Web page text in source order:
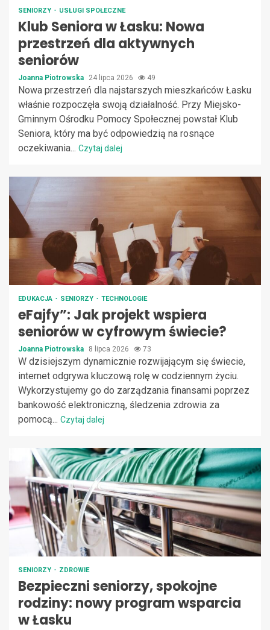
SENIORZY USŁUGI SPOŁECZNE
Klub Seniora w Łasku: Nowa
przestrzeń dla aktywnych
seniorów
Joanna Piotrowska 24 lipca 2026 49
Nowa przestrzeń dla najstarszych mieszkańców Łasku
właśnie rozpoczęła swoją działalność. Przy Miejsko-
Gminnym Ośrodku Pomocy Społecznej powstał Klub
Seniora, który ma być odpowiedzią na rosnące
oczekiwania... Czytaj dalej
EDUKACJA SENIORZY TECHNOLOGIE
eFajfy”: Jak projekt wspiera
seniorów w cyfrowym świecie?
Joanna Piotrowska 8 lipca 2026 73
W dzisiejszym dynamicznie rozwijającym się świecie,
internet odgrywa kluczową rolę w codziennym życiu.
Wykorzystujemy go do zarządzania finansami poprzez
bankowość elektroniczną, śledzenia zdrowia za
pomocą... Czytaj dalej
SENIORZY ZDROWIE
Bezpieczni seniorzy, spokojne
rodziny: nowy program wsparcia
w Łasku